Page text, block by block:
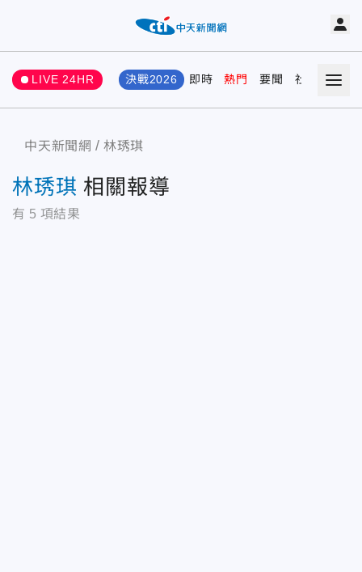
LIVE 24HR 決戰2026 即時 熱門 要聞 社會 娛樂
中天新聞網 林琇琪
林琇琪 相關報導
有 5 項結果